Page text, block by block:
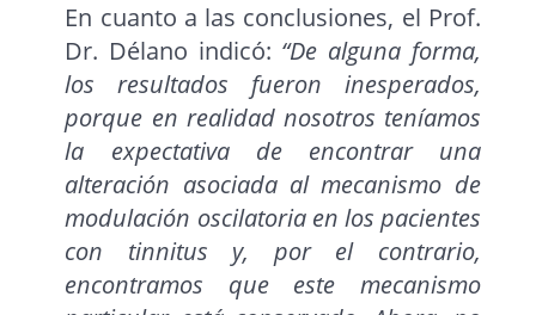
En cuanto a las conclusiones, el Prof.
Dr. Délano indicó: “De alguna forma,
los resultados fueron inesperados,
porque en realidad nosotros teníamos
la expectativa de encontrar una
alteración asociada al mecanismo de
modulación oscilatoria en los pacientes
con tinnitus y, por el contrario,
encontramos que este mecanismo